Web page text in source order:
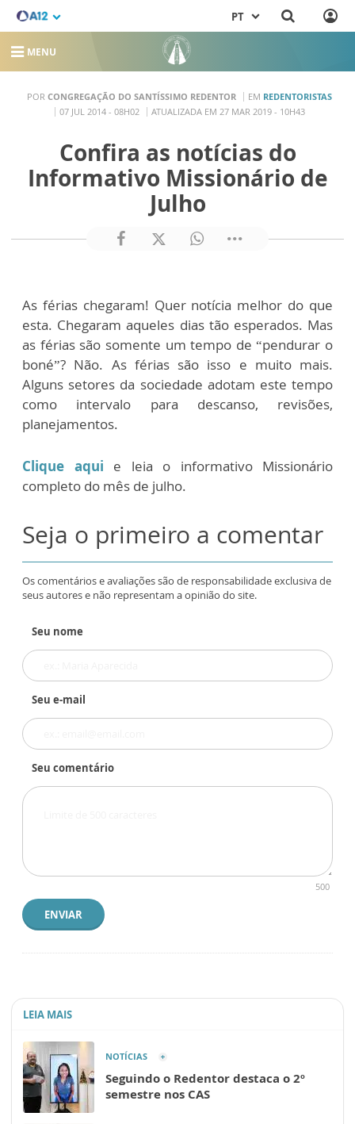
PT
MENU
POR CONGREGAÇÃO DO SANTÍSSIMO REDENTOR EM REDENTORISTAS
07 JUL 2014 - 08H02
ATUALIZADA EM 27 MAR 2019 - 10H43
Confira as notícias do
Informativo Missionário de
Julho
As férias chegaram! Quer notícia melhor do que
esta. Chegaram aqueles dias tão esperados. Mas
as férias são somente um tempo de “pendurar o
boné”? Não. As férias são isso e muito mais.
Alguns setores da sociedade adotam este tempo
como intervalo para descanso, revisões,
planejamentos.
Clique aqui e leia o informativo Missionário
completo do mês de julho.
Seja o primeiro a comentar
Os comentários e avaliações são de responsabilidade exclusiva de
seus autores e não representam a opinião do site.
Seu nome
Seu e-mail
Seu comentário
500
ENVIAR
LEIA MAIS
NOTÍCIAS
Seguindo o Redentor destaca o 2º
semestre nos CAS